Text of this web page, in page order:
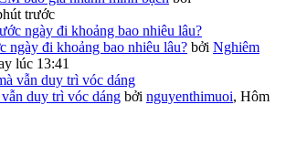
trước
ngày đi khoảng bao nhiêu lâu? bởi Nghiêm
lúc 13:41
duy trì vóc dáng bởi nguyenthimuoi, Hôm